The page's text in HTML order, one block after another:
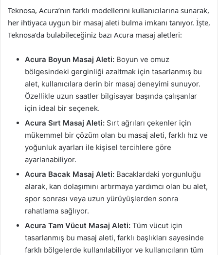
Teknosa, Acura’nın farklı modellerini kullanıcılarına sunarak,
her ihtiyaca uygun bir masaj aleti bulma imkanı tanıyor. İşte,
Teknosa’da bulabileceğiniz bazı Acura masaj aletleri:
Acura Boyun Masaj Aleti: Boyun ve omuz
bölgesindeki gerginliği azaltmak için tasarlanmış bu
alet, kullanıcılara derin bir masaj deneyimi sunuyor.
Özellikle uzun saatler bilgisayar başında çalışanlar
için ideal bir seçenek.
Acura Sırt Masaj Aleti: Sırt ağrıları çekenler için
mükemmel bir çözüm olan bu masaj aleti, farklı hız ve
yoğunluk ayarları ile kişisel tercihlere göre
ayarlanabiliyor.
Acura Bacak Masaj Aleti: Bacaklardaki yorgunluğu
alarak, kan dolaşımını artırmaya yardımcı olan bu alet,
spor sonrası veya uzun yürüyüşlerden sonra
rahatlama sağlıyor.
Acura Tam Vücut Masaj Aleti: Tüm vücut için
tasarlanmış bu masaj aleti, farklı başlıkları sayesinde
farklı bölgelerde kullanılabiliyor ve kullanıcıların tüm